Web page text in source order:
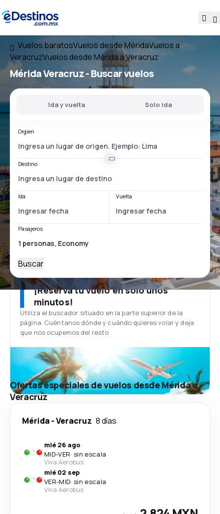
Vuelos baratosVuelos desde MéridaVuelos a
VeracruzVuelos desde Mérida a Veracruz
Mérida Veracruz- Buscar vuelos
Ida y vuelta Solo ida
Orgien
Destino
Ida Vuelta
Pasajeros
Buscar
¡Reserva tu vuelo en solo unos
minutos!
Utiliza el buscador situado en la parte superior de la
página. Cuéntanos dónde y cuándo quieres volar y deja
que nos ocupemos del resto.
Ofertas especiales de vuelos desde Mérida a
Veracruz
Mérida-Veracruz 8 días
mié 26 ago
MID-VER· sin escala
Viva Aerobus
mié 02 sep
VER-MID· sin escala
Viva Aerobus